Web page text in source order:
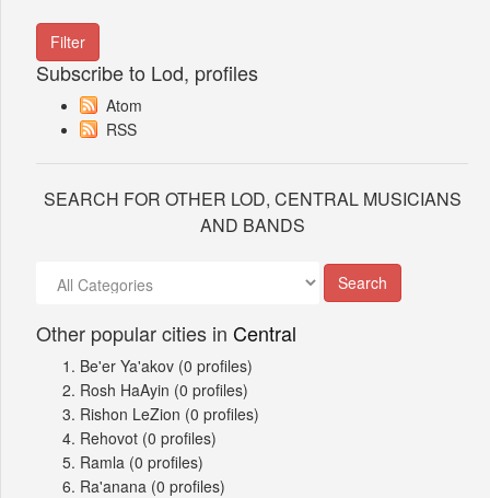
Subscribe to Lod, profiles
Atom
RSS
SEARCH FOR OTHER LOD, CENTRAL MUSICIANS
AND BANDS
Other popular cities in Central
Be'er Ya'akov (0 profiles)
Rosh HaAyin (0 profiles)
Rishon LeZion (0 profiles)
Rehovot (0 profiles)
Ramla (0 profiles)
Ra'anana (0 profiles)